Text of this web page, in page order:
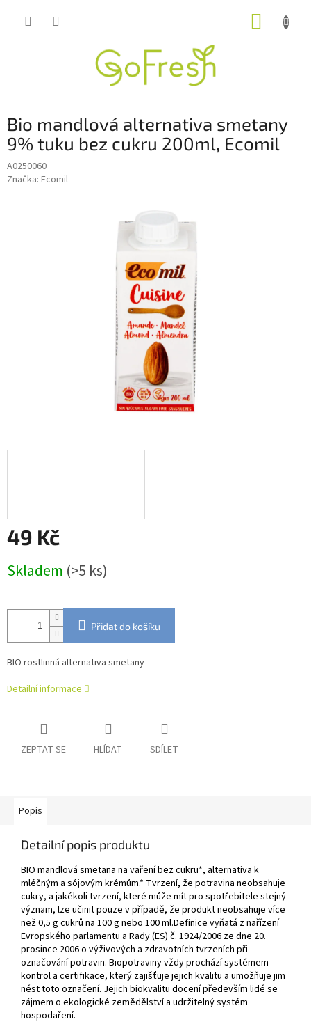
Bio mandlová alternativa smetany
9% tuku bez cukru 200ml, Ecomil
A0250060
Značka: Ecomil
49 Kč
cena:
Skladem (>5 ks)
Přidat do košíku
BIO rostlinná alternativa smetany
Detailní informace
ZEPTAT SE HLÍDAT SDÍLET
Popis
Detailní popis produktu
BIO mandlová smetana na vaření bez cukru*, alternativa k
mléčným a sójovým krémům.* Tvrzení, že potravina neobsahuje
cukry, a jakékoli tvrzení, které může mít pro spotřebitele stejný
význam, lze učinit pouze v případě, že produkt neobsahuje více
než 0,5 g cukrů na 100 g nebo 100 ml.Definice vyňatá z nařízení
Evropského parlamentu a Rady (ES) č. 1924/2006 ze dne 20.
prosince 2006 o výživových a zdravotních tvrzeních při
označování potravin. Biopotraviny vždy prochází systémem
kontrol a certifikace, který zajišťuje jejich kvalitu a umožňuje jim
nést toto označení. Jejich biokvalitu docení především lidé se
zájmem o ekologické zemědělství a udržitelný systém
hospodaření.